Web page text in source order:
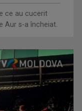
ce au cucerit
Aur s-a încheiat.